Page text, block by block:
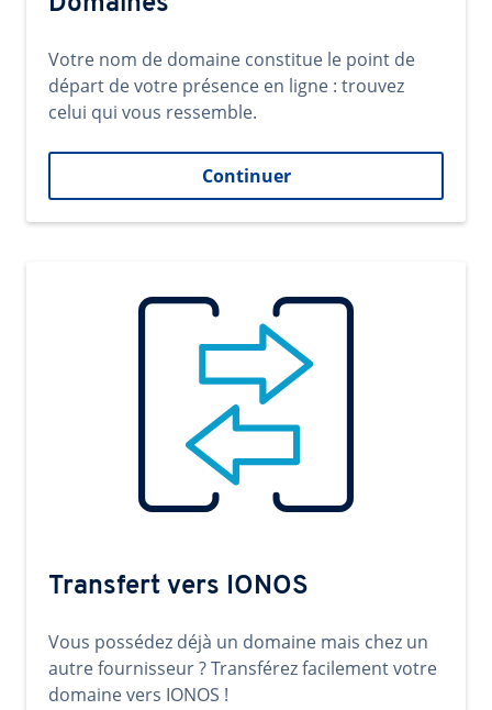
Votre nom de domaine constitue le point de
départ de votre présence en ligne : trouvez
celui qui vous ressemble.
Continuer
Transfert vers IONOS
Vous possédez déjà un domaine mais chez un
autre fournisseur ? Transférez facilement votre
domaine vers IONOS !